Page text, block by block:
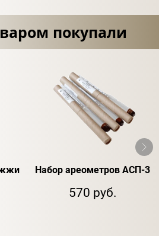
покупали
Набор ареометров АСП-3
570 руб.